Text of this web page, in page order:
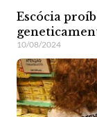
Escócia
10/08/2024